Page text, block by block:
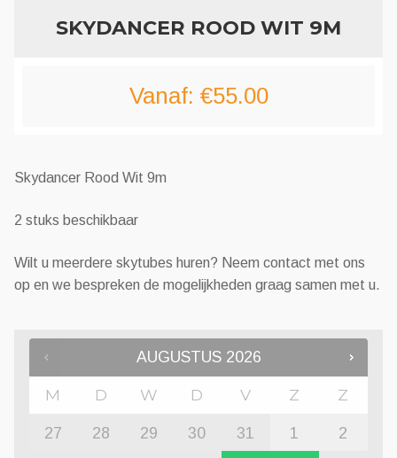
SKYDANCER ROOD WIT 9M
Vanaf: €55.00
Skydancer Rood Wit 9m
2 stuks beschikbaar
Wilt u meerdere skytubes huren? Neem contact met ons
op en we bespreken de mogelijkheden graag samen met u.
AUGUSTUS 2026
M D W D V Z Z
27 28 29 30 31 1 2